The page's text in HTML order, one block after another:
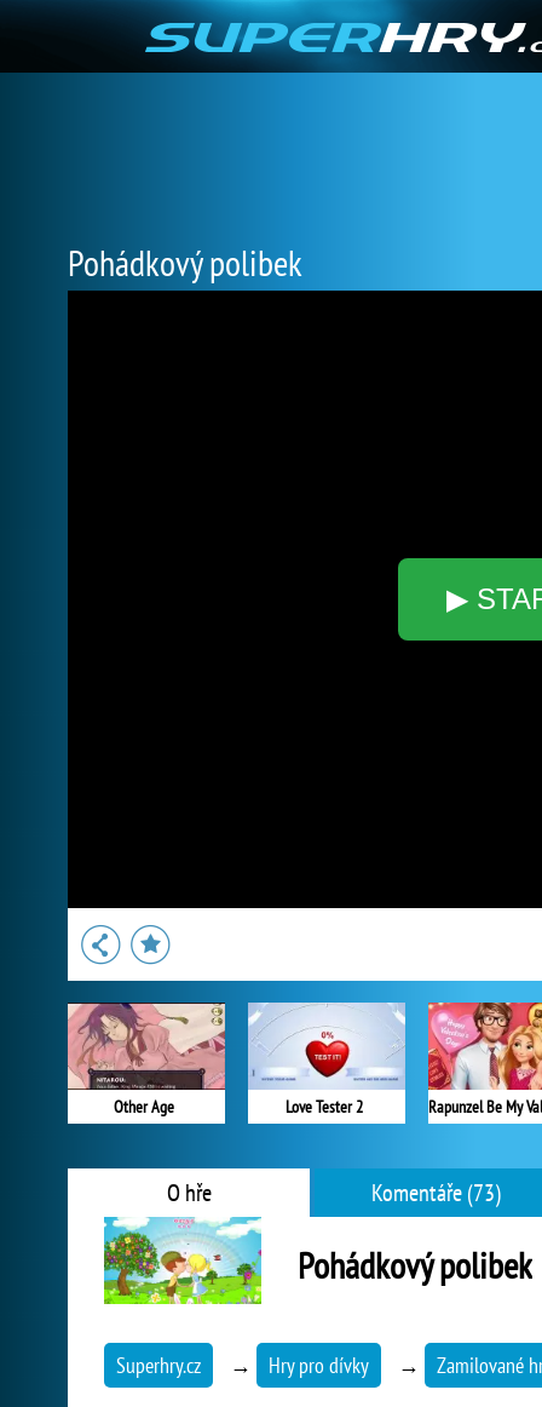
Pohádkový polibek
▶
Other Age Love Tester 2
O hře Komentáře (73)
Pohádkový polibek
Superhry.cz → Hry pro dívky → Zamilované